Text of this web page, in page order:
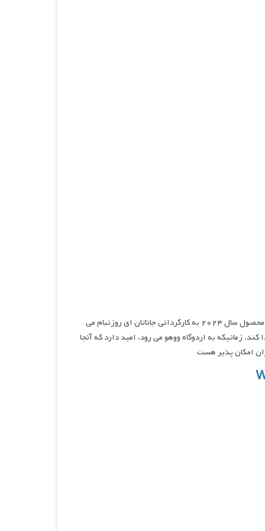
وودی وودپکر به اردوگاه می رود , نام فیلمی ماجراجویی, کمدی و خانوادگی محصول سال ۲۰۲۴ به کارگردانی جاناتان ای روزنبام می
زمانیکه به اردوگاه ووهو می رود، امید دارد که آنجا